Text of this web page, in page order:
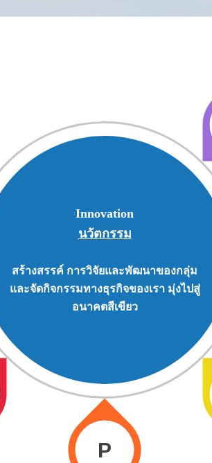
Innovation
นวัตกรรม
สร้างสรรค์ การวิจัยและพัฒนาของกลุ่ม
และจัดกิจกรรมทางธุรกิจของเรา มุ่งไปสู่
อนาคตสีเขียว
P